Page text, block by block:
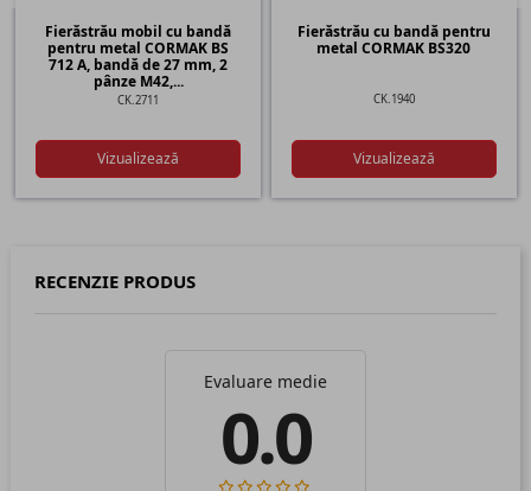
Fierăstrău mobil cu bandă
pentru metal CORMAK BS
712 A, bandă de 27 mm, 2
pânze M42,...
CK.2711
Vizualizează
Fierăstrău cu bandă pentru
metal CORMAK BS320
CK.1940
Vizualizează
RECENZIE PRODUS
Evaluare medie
0.0